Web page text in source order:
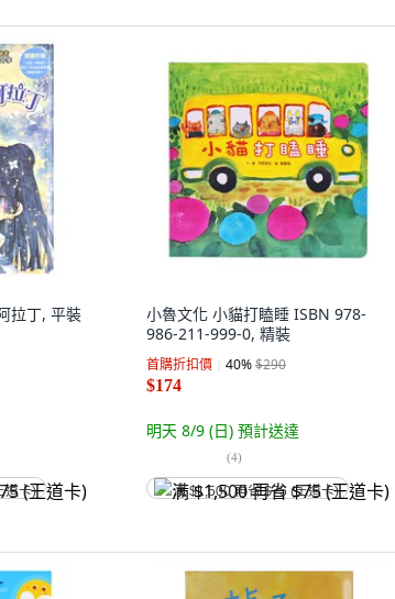
拉丁, 平裝
道卡)
小魯文化 小貓打瞌睡 ISBN 978-
986-211-999-0, 精裝
首購折扣價 40%$290
$174
明天 8/9 (日) 預計送達
(4)
满 $1,500 再省 $75 (王道卡)